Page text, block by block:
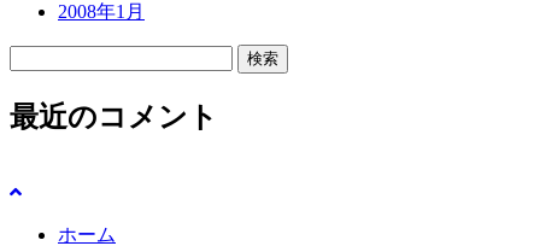
2008年1月
最近のコメント
ホーム